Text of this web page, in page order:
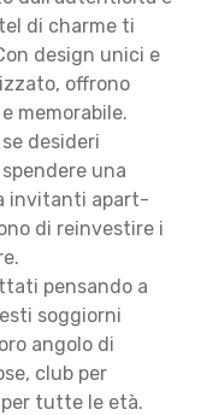
di charme ti
design unici e
offrono
memorabile.
desideri
una
invitanti apart-
di reinvestire i
pensando a
soggiorni
angolo di
club per
tutte le età.